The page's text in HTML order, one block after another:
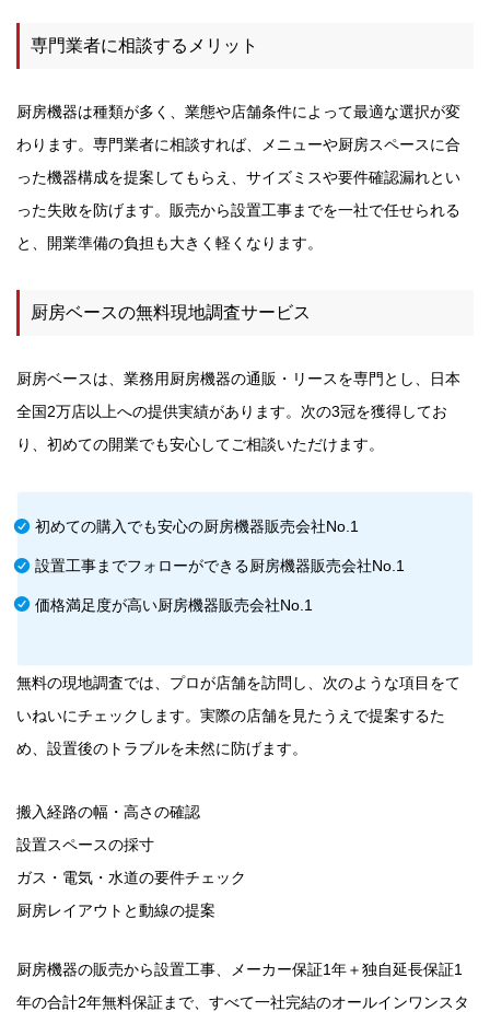
専門業者に相談するメリット
厨房機器は種類が多く、業態や店舗条件によって最適な選択が変
わります。専門業者に相談すれば、メニューや厨房スペースに合
った機器構成を提案してもらえ、サイズミスや要件確認漏れとい
った失敗を防げます。販売から設置工事までを一社で任せられる
と、開業準備の負担も大きく軽くなります。
厨房ベースの無料現地調査サービス
厨房ベースは、業務用厨房機器の通販・リースを専門とし、日本
全国2万店以上への提供実績があります。次の3冠を獲得してお
り、初めての開業でも安心してご相談いただけます。
初めての購入でも安心の厨房機器販売会社No.1
設置工事までフォローができる厨房機器販売会社No.1
価格満足度が高い厨房機器販売会社No.1
無料の現地調査では、プロが店舗を訪問し、次のような項目をて
いねいにチェックします。実際の店舗を見たうえで提案するた
め、設置後のトラブルを未然に防げます。
搬入経路の幅・高さの確認
設置スペースの採寸
ガス・電気・水道の要件チェック
厨房レイアウトと動線の提案
厨房機器の販売から設置工事、メーカー保証1年＋独自延長保証1
年の合計2年無料保証まで、すべて一社完結のオールインワンスタ